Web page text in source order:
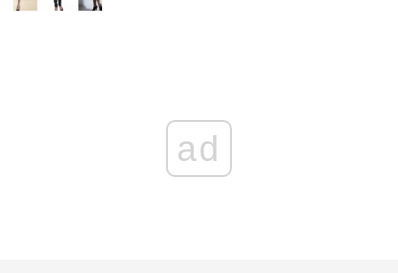
ad